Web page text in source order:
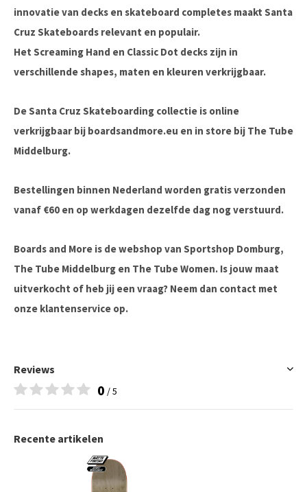
innovatie van decks en skateboard completes maakt Santa
Cruz Skateboards relevant en populair.
Het Screaming Hand en Classic Dot decks zijn in
verschillende shapes, maten en kleuren verkrijgbaar.
De Santa Cruz Skateboarding collectie is online
verkrijgbaar bij boardsandmore.eu en in store bij The Tube
Middelburg.
Bestellingen binnen Nederland worden gratis verzonden
vanaf €60 en op werkdagen dezelfde dag nog verstuurd.
Boards and More is de webshop van Sportshop Domburg,
The Tube Middelburg en The Tube Women. Is jouw maat
uitverkocht of heb jij een vraag? Neem dan contact met
onze klantenservice op.
Reviews
0 / 5
Recente artikelen